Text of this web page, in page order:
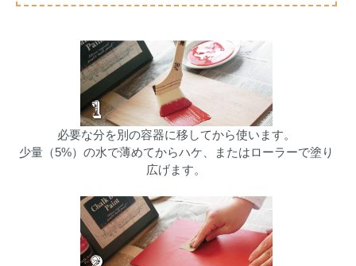
必要な分を別の容器に移してから使います。
少量（5%）の水で薄めてからハケ、またはローラーで塗り
広げます。